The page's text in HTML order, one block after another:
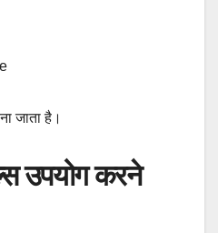
जाता है।
उपयोग करने